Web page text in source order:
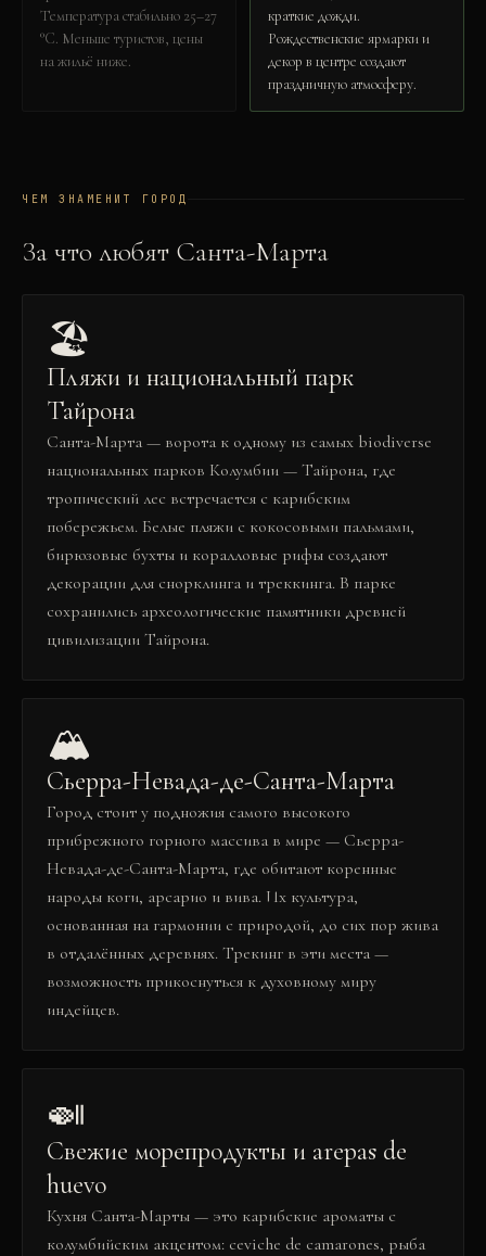
Температура стабильно 25–27
°C. Меньше туристов, цены
на жильё ниже.
краткие дожди.
Рождественские ярмарки и
декор в центре создают
праздничную атмосферу.
ЧЕМ ЗНАМЕНИТ ГОРОД
За что любят Санта-Марта
🏖️
Пляжи и национальный парк
Тайрона
Санта-Марта — ворота к одному из самых biodiverse
национальных парков Колумбии — Тайрона, где
тропический лес встречается с карибским
побережьем. Белые пляжи с кокосовыми пальмами,
бирюзовые бухты и коралловые рифы создают
декорации для снорклинга и треккинга. В парке
сохранились археологические памятники древней
цивилизации Тайрона.
🏔️
Сьерра-Невада-де-Санта-Марта
Город стоит у подножия самого высокого
прибрежного горного массива в мире — Сьерра-
Невада-де-Санта-Марта, где обитают коренные
народы коги, арсарио и вива. Их культура,
основанная на гармонии с природой, до сих пор жива
в отдалённых деревнях. Трекинг в эти места —
возможность прикоснуться к духовному миру
индейцев.
🍛
Свежие морепродукты и arepas de
huevo
Кухня Санта-Марты — это карибские ароматы с
колумбийским акцентом: ceviche de camarones, рыба